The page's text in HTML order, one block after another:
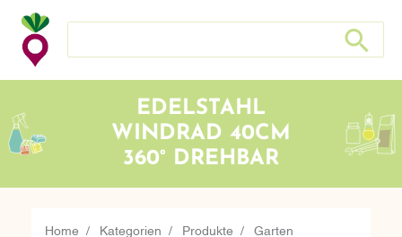
Search
EDELSTAHL
WINDRAD 40CM
360° DREHBAR
Home Kategorien Produkte Garten